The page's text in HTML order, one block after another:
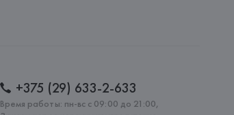
+375 (29) 633-2-633
Время работы: пн-вс с 09:00 до 21:00,